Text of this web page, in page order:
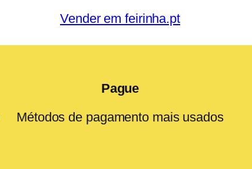
Vender em feirinha.pt
Pague
Métodos de pagamento mais usados